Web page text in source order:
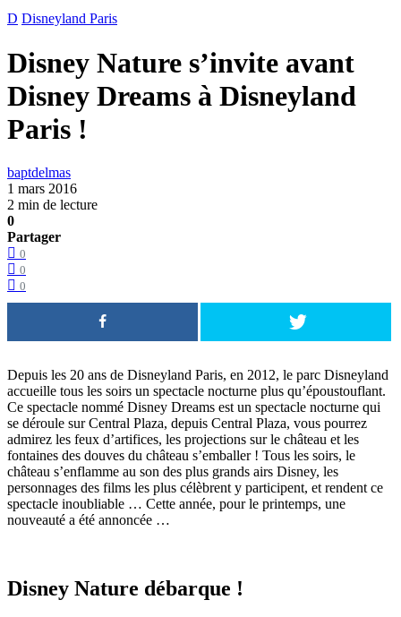
D Disneyland Paris
Disney Nature s’invite avant
Disney Dreams à Disneyland
Paris !
baptdelmas
1 mars 2016
2 min de lecture
0
Partager
0
0
0
Depuis les 20 ans de Disneyland Paris, en 2012, le parc Disneyland
accueille tous les soirs un spectacle nocturne plus qu’époustouflant.
Ce spectacle nommé Disney Dreams est un spectacle nocturne qui
se déroule sur Central Plaza, depuis Central Plaza, vous pourrez
admirez les feux d’artifices, les projections sur le château et les
fontaines des douves du château s’emballer ! Tous les soirs, le
château s’enflamme au son des plus grands airs Disney, les
personnages des films les plus célèbrent y participent, et rendent ce
spectacle inoubliable … Cette année, pour le printemps, une
nouveauté a été annoncée …
Disney Nature débarque !